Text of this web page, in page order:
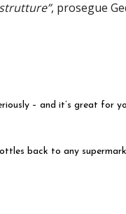
, prosegue
– and it’s great for
back to any